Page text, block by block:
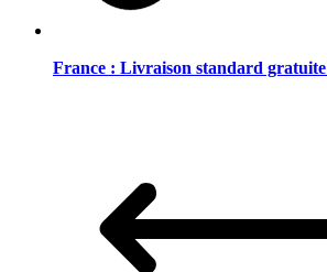
France : Livraison standard gratuite